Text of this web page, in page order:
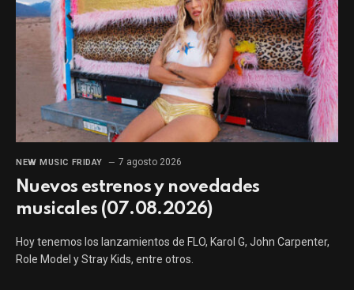
NEW MUSIC FRIDAY 7 agosto 2026
Nuevos estrenos y novedades
musicales (07.08.2026)
Hoy tenemos los lanzamientos de FLO, Karol G, John Carpenter,
Role Model y Stray Kids, entre otros.